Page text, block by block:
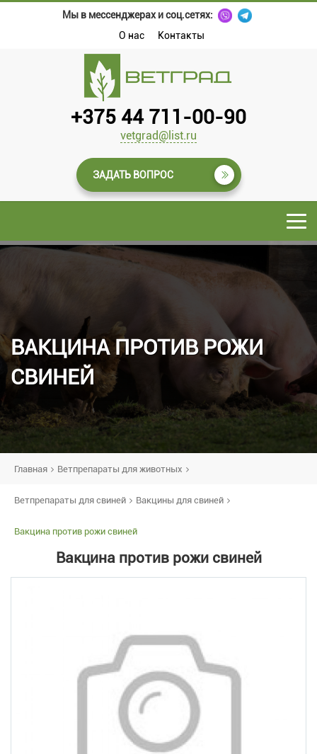
Мы в мессенджерах и соц.сетях:
О нас
Контакты
+375 44 711-00-90
vetgrad@list.ru
ЗАДАТЬ ВОПРОС
ВАКЦИНА ПРОТИВ РОЖИ
СВИНЕЙ
Главная Ветпрепараты для животных
Ветпрепараты для свиней Вакцины для свиней
Вакцина против рожи свиней
Вакцина против рожи свиней